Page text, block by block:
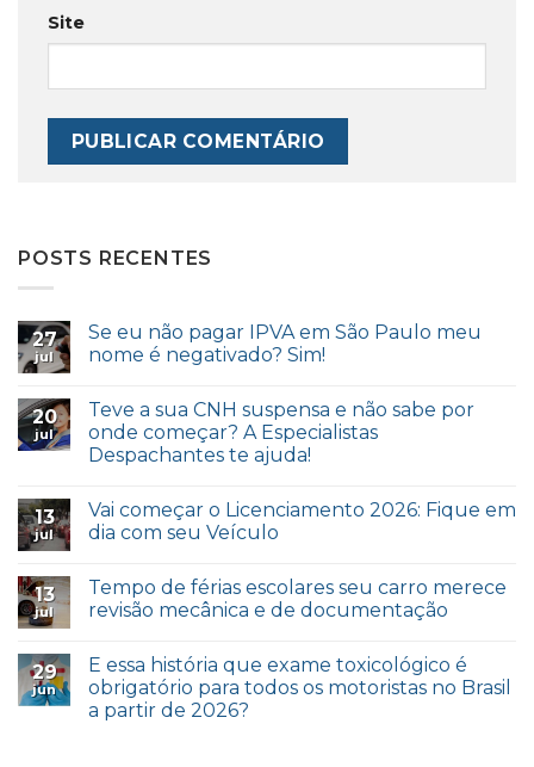
Site
POSTS RECENTES
27
jul
Se eu não pagar IPVA em São Paulo meu
nome é negativado? Sim!
20
jul
Teve a sua CNH suspensa e não sabe por
onde começar? A Especialistas
Despachantes te ajuda!
13
jul
Vai começar o Licenciamento 2026: Fique em
dia com seu Veículo
13
jul
Tempo de férias escolares seu carro merece
revisão mecânica e de documentação
29
jun
E essa história que exame toxicológico é
obrigatório para todos os motoristas no Brasil
a partir de 2026?